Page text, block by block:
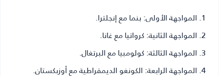
المواجهة الأولى:بنما مع إنجلترا.
المواجهة الثانية:كرواتيا مع غانا.
المواجهة الثالثة:كولومبيا مع البرتغال.
المواجهة الرابعة:الكونغو الديمقراطية مع أوزبكستان.